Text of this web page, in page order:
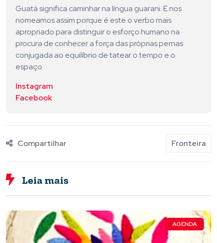
Guatá significa caminhar na língua guarani. E nos
nomeamos assim porque é este o verbo mais
apropriado para distinguir o esforço humano na
procura de conhecer a força das próprias pernas
conjugada ao equilíbrio de tatear o tempo e o
espaço.
Instagram
Facebook
Compartilhar Fronteira
Leia mais
AGENDA